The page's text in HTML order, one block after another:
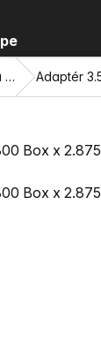
Adaptéry a ťahacie oči